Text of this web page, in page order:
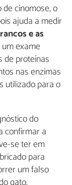
cinomose, o
ajuda a medir
e as
exame
de proteínas
nas enzimas
utilizado para o
do
confirmar a
se ter em
para
um falso